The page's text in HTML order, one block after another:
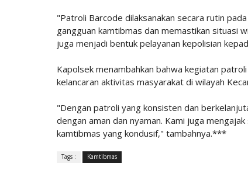
"Patroli Barcode dilaksanakan secara rutin
gangguan kamtibmas dan memastikan situasi
juga menjadi bentuk pelayanan kepolisian
Kapolsek menambahkan bahwa kegiatan
kelancaran aktivitas masyarakat di wilayah
"Dengan patroli yang konsisten dan
dengan aman dan nyaman. Kami juga
kamtibmas yang kondusif," tambahnya.***
Tags : Kamtibmas